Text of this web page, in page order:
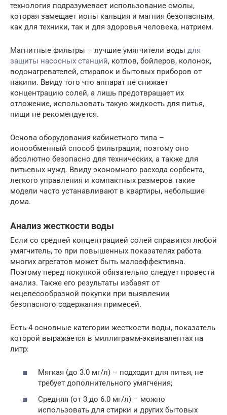
технология подразумевает использование смолы,
которая замещает ионы кальция и магния безопасным,
как для техники, так и для здоровья человека, натрием.
Магнитные фильтры – лучшие умягчители воды для
защиты насосных станций, котлов, бойлеров, колонок,
водонагревателей, стиралок и бытовых приборов от
накипи. Ввиду того что аппарат не снижает
концентрацию солей, а лишь предотвращает их
отложение, использовать такую жидкость для питья,
пищи не рекомендуется.
Основа оборудования кабинетного типа –
ионообменный способ фильтрации, поэтому оно
абсолютно безопасно для технических, а также для
питьевых нужд. Ввиду экономного расхода сорбента,
легкого управления и компактных размеров такие
модели часто устанавливают в квартиры, небольшие
дома.
Анализ жесткости воды
Если со средней концентрацией солей справится любой
умягчитель, то при повышенных показателях работа
многих агрегатов может быть малоэффективна.
Поэтому перед покупкой обязательно следует провести
анализ. Также его результаты избавят от
нецелесообразной покупки при выявлении
безопасного содержания примесей.
Есть 4 основные категории жесткости воды, показатель
которой выражается в миллиграмм-эквивалентах на
литр:
Мягкая (до 3.0 мг/л) – подходит для питья, не
требует дополнительного умягчения;
Средняя (от 3 до 6.0 мг/л) – можно
использовать для стирки и других бытовых